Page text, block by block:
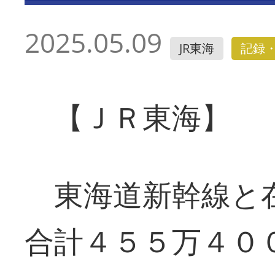
2025.05.09 JR東海 記録
【ＪＲ東海】
東海道新幹線と
合計４５５万４０